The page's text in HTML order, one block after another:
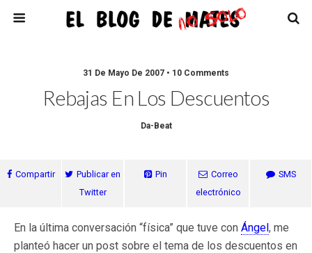
31 De Mayo De 2007 • 10 Comments
Rebajas En Los Descuentos
Da-Beat
Compartir
Publicar en
Twitter
Pin
Correo
electrónico
SMS
En la última conversación “física” que tuve con Ángel, me
planteó hacer un post sobre el tema de los descuentos en